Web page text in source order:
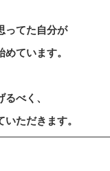
ってた自分が
ています。
べく、
ただきます。